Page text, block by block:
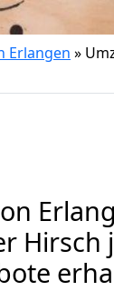
Erlangen »
Hirsch